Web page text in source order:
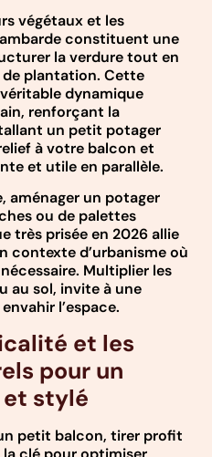
végétaux et les
constituent une
la verdure tout en
plantation. Cette
dynamique
renforçant la
un petit potager
à votre balcon et
et utile en parallèle.
aménager un potager
ou de palettes
très prisée en 2026 allie
contexte d’urbanisme où
Multiplier les
au sol, invite à une
l’espace.
et les
pour un
stylé
petit balcon, tirer profit